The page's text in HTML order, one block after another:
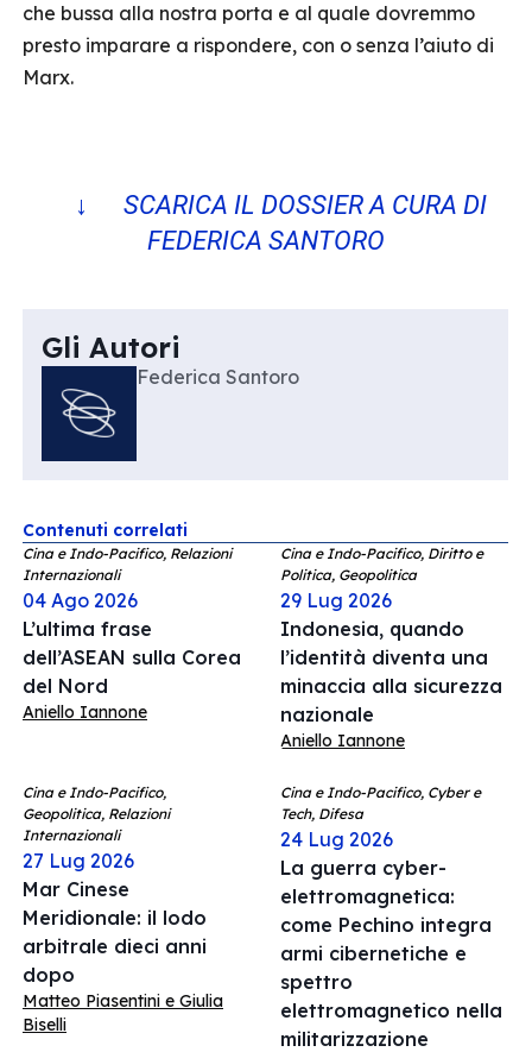
che bussa alla nostra porta e al quale dovremmo
presto imparare a rispondere, con o senza l’aiuto di
Marx.
↓ SCARICA IL DOSSIER A CURA DI
FEDERICA SANTORO
Gli Autori
Federica Santoro
Contenuti correlati
Cina e Indo-Pacifico, Relazioni
Internazionali
04 Ago 2026
L’ultima frase
dell’ASEAN sulla Corea
del Nord
Aniello Iannone
Cina e Indo-Pacifico, Diritto e
Politica, Geopolitica
29 Lug 2026
Indonesia, quando
l’identità diventa una
minaccia alla sicurezza
nazionale
Aniello Iannone
Cina e Indo-Pacifico,
Geopolitica, Relazioni
Internazionali
27 Lug 2026
Mar Cinese
Meridionale: il lodo
arbitrale dieci anni
dopo
Matteo Piasentini e Giulia
Biselli
Cina e Indo-Pacifico, Cyber e
Tech, Difesa
24 Lug 2026
La guerra cyber-
elettromagnetica:
come Pechino integra
armi cibernetiche e
spettro
elettromagnetico nella
militarizzazione